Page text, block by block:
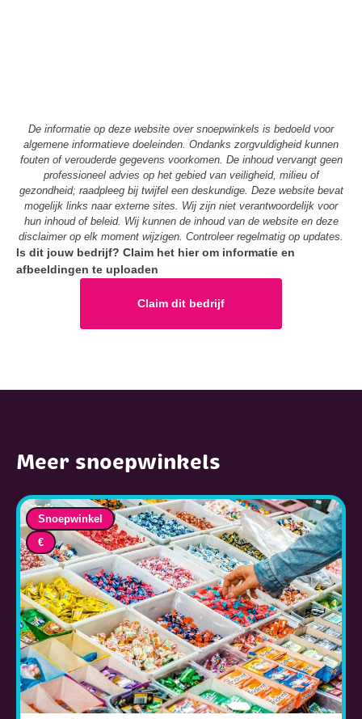
De informatie op deze website over snoepwinkels is bedoeld voor
algemene informatieve doeleinden. Ondanks zorgvuldigheid kunnen
fouten of verouderde gegevens voorkomen. De inhoud vervangt geen
professioneel advies op het gebied van veiligheid, milieu of
gezondheid; raadpleeg bij twijfel een deskundige. Deze website bevat
mogelijk links naar externe sites. Wij zijn niet verantwoordelijk voor
hun inhoud of beleid. Wij kunnen de inhoud van de website en deze
disclaimer op elk moment wijzigen. Controleer regelmatig op updates.
Is dit jouw bedrijf? Claim het hier om informatie en
afbeeldingen te uploaden
Claim dit bedrijf
Meer snoepwinkels
Snoepwinkel
€